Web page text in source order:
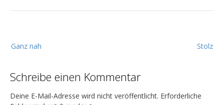
e
t
r
Stolz
Ganz nah
Schreibe einen Kommentar
Deine E-Mail-Adresse wird nicht veröffentlicht. Erforderliche